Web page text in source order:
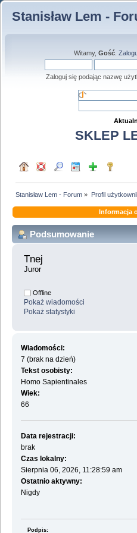
Stanisław Lem -
Witamy, Gość.
Zaloguj się podając nazwę
SKLEP
Stanisław Lem - Forum » Profil
Informacja
Podsumowanie
Tnej
Juror
Offline
Pokaż wiadomości
Pokaż statystyki
Wiadomości:
7 (brak na dzień)
Tekst osobisty:
Homo Sapientinales
Wiek:
66
Data rejestracji:
brak
Czas lokalny:
Sierpnia 06, 2026, 11:28:59 am
Ostatnio aktywny:
Nigdy
Podpis: